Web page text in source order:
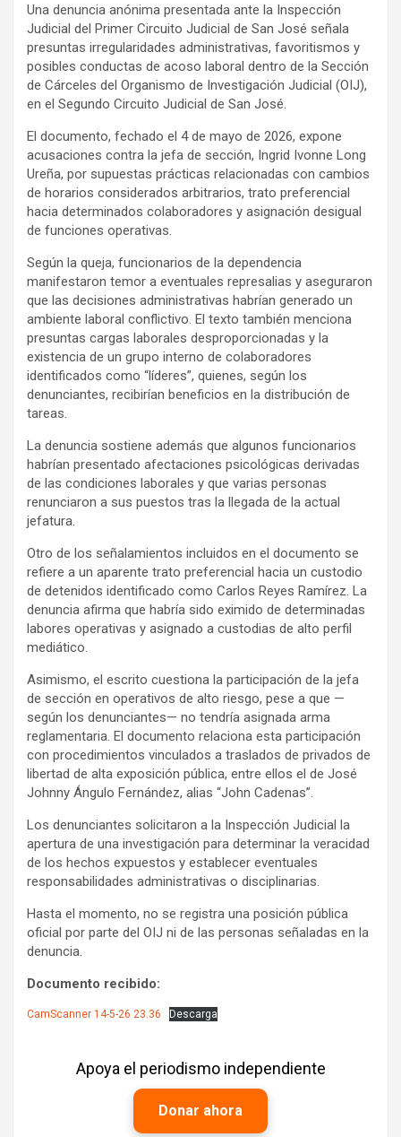
Una denuncia anónima presentada ante la Inspección
Judicial del Primer Circuito Judicial de San José señala
presuntas irregularidades administrativas, favoritismos y
posibles conductas de acoso laboral dentro de la Sección
de Cárceles del Organismo de Investigación Judicial (OIJ),
en el Segundo Circuito Judicial de San José.
El documento, fechado el 4 de mayo de 2026, expone
acusaciones contra la jefa de sección, Ingrid Ivonne Long
Ureña, por supuestas prácticas relacionadas con cambios
de horarios considerados arbitrarios, trato preferencial
hacia determinados colaboradores y asignación desigual
de funciones operativas.
Según la queja, funcionarios de la dependencia
manifestaron temor a eventuales represalias y aseguraron
que las decisiones administrativas habrían generado un
ambiente laboral conflictivo. El texto también menciona
presuntas cargas laborales desproporcionadas y la
existencia de un grupo interno de colaboradores
identificados como “líderes”, quienes, según los
denunciantes, recibirían beneficios en la distribución de
tareas.
La denuncia sostiene además que algunos funcionarios
habrían presentado afectaciones psicológicas derivadas
de las condiciones laborales y que varias personas
renunciaron a sus puestos tras la llegada de la actual
jefatura.
Otro de los señalamientos incluidos en el documento se
refiere a un aparente trato preferencial hacia un custodio
de detenidos identificado como Carlos Reyes Ramírez. La
denuncia afirma que habría sido eximido de determinadas
labores operativas y asignado a custodias de alto perfil
mediático.
Asimismo, el escrito cuestiona la participación de la jefa
de sección en operativos de alto riesgo, pese a que —
según los denunciantes— no tendría asignada arma
reglamentaria. El documento relaciona esta participación
con procedimientos vinculados a traslados de privados de
libertad de alta exposición pública, entre ellos el de José
Johnny Ángulo Fernández, alias “John Cadenas”.
Los denunciantes solicitaron a la Inspección Judicial la
apertura de una investigación para determinar la veracidad
de los hechos expuestos y establecer eventuales
responsabilidades administrativas o disciplinarias.
Hasta el momento, no se registra una posición pública
oficial por parte del OIJ ni de las personas señaladas en la
denuncia.
Documento recibido:
CamScanner 14-5-26 23.36 Descarga
Apoya el periodismo independiente
Donar ahora